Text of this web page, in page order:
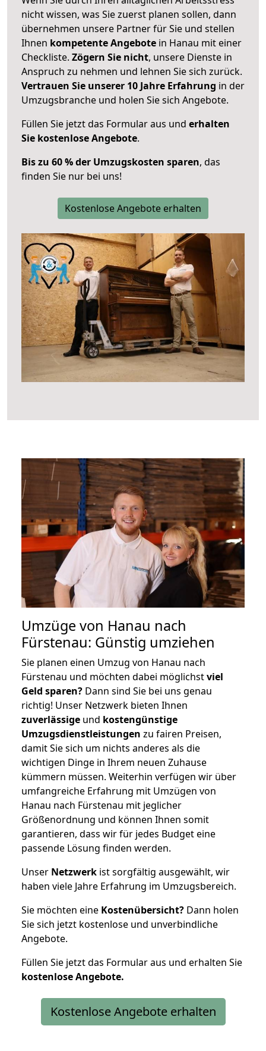
nicht wissen, was Sie zuerst planen sollen, dann
übernehmen unsere Partner für Sie und stellen
Ihnen kompetente Angebote in Hanau mit einer
Checkliste. Zögern Sie nicht, unsere Dienste in
Anspruch zu nehmen und lehnen Sie sich zurück.
Vertrauen Sie unserer 10 Jahre Erfahrung in der
Umzugsbranche und holen Sie sich Angebote.
Füllen Sie jetzt das Formular aus und erhalten
Sie kostenlose Angebote.
Bis zu 60 % der Umzugskosten sparen, das
finden Sie nur bei uns!
Kostenlose Angebote erhalten
Umzüge von Hanau nach
Fürstenau: Günstig umziehen
Sie planen einen Umzug von Hanau nach
Fürstenau und möchten dabei möglichstviel
Geld sparen? Dann sind Sie bei uns genau
richtig! Unser Netzwerk bieten Ihnen
zuverlässige und kostengünstige
Umzugsdienstleistungen zu fairen Preisen,
damit Sie sich um nichts anderes als die
wichtigen Dinge in Ihrem neuen Zuhause
kümmern müssen. Weiterhin verfügen wir über
umfangreiche Erfahrung mit Umzügen von
Hanau nach Fürstenau mit jeglicher
Größenordnung und können Ihnen somit
garantieren, dass wir für jedes Budget eine
passende Lösung finden werden.
Unser Netzwerk ist sorgfältig ausgewählt, wir
haben viele Jahre Erfahrung im Umzugsbereich.
Sie möchten eine Kostenübersicht? Dann holen
Sie sich jetzt kostenlose und unverbindliche
Angebote.
Füllen Sie jetzt das Formular aus und erhalten Sie
kostenloseAngebote.
Kostenlose Angebote erhalten